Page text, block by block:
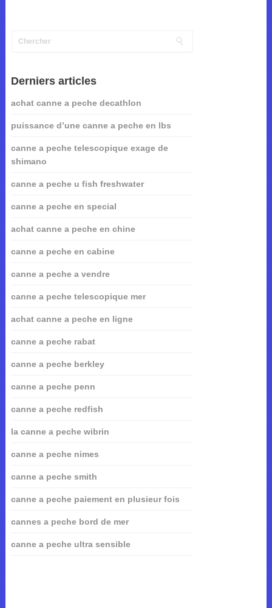
Derniers articles
achat canne a peche decathlon
puissance d’une canne a peche en lbs
canne a peche telescopique exage de
shimano
canne a peche u fish freshwater
canne a peche en special
achat canne a peche en chine
canne a peche en cabine
canne a peche a vendre
canne a peche telescopique mer
achat canne a peche en ligne
canne a peche rabat
canne a peche berkley
canne a peche penn
canne a peche redfish
la canne a peche wibrin
canne a peche nimes
canne a peche smith
canne a peche paiement en plusieur fois
cannes a peche bord de mer
canne a peche ultra sensible